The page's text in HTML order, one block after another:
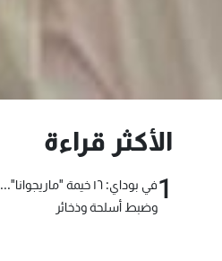
الأكثر قراءة
1
في بوداي: ١٦ خيمة "ماريجوانا"...
وضبط أسلحة وذخائر